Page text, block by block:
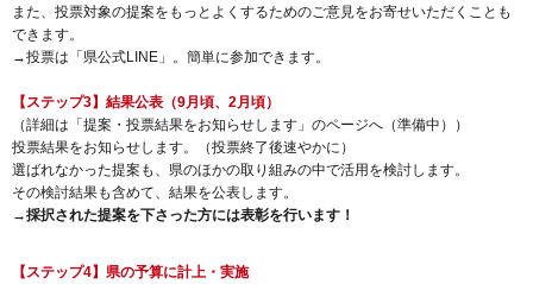
また、投票対象の提案をもっとよくするためのご意見をお寄せいただくことも
できます。
→投票は「県公式LINE」。簡単に参加できます。
【ステップ3】結果公表（9月頃、2月頃）
（詳細は「提案・投票結果をお知らせします」のページへ（準備中））
投票結果をお知らせします。（投票終了後速やかに）
選ばれなかった提案も、県のほかの取り組みの中で活用を検討します。
その検討結果も含めて、結果を公表します。
→採択された提案を下さった方には表彰を行います！
【ステップ4】県の予算に計上・実施